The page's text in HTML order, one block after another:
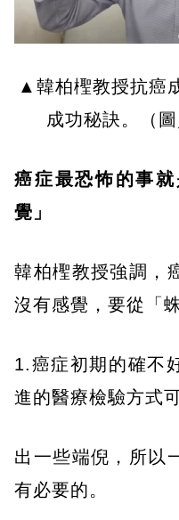
▲韓柏檉教授抗癌
成功秘訣。（
癌症最恐怖的事
覺」
韓柏檉教授強調，
沒有感覺，要從「
1.癌症初期的確不
進的醫療檢驗方式
出一些端倪，所以
有必要的。